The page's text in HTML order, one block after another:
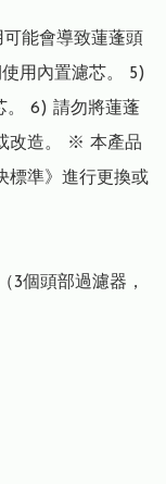
能會導致蓮蓬頭
用內置濾芯。 5)
。 6) 請勿將蓮蓬
改造。 ※ 本產品
標準》進行更換或
3個頭部過濾器，